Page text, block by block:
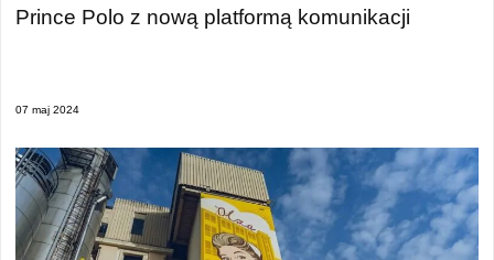
Prince Polo z nową platformą komunikacji
07 maj 2024